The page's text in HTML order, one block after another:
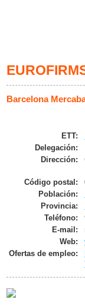
Barcelona
ETT:
Delegación:
Dirección:
Código postal:
Población:
Provincia:
Teléfono:
E-mail:
Web:
Ofertas de empleo: